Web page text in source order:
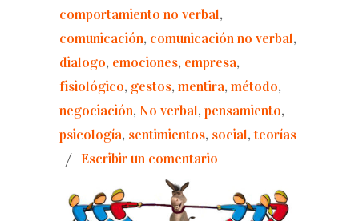
comportamiento no verbal,
comunicación, comunicación no verbal,
dialogo, emociones, empresa,
fisiológico, gestos, mentira, método,
negociación, No verbal, pensamiento,
psicología, sentimientos, social,teorías
/ Escribir un comentario